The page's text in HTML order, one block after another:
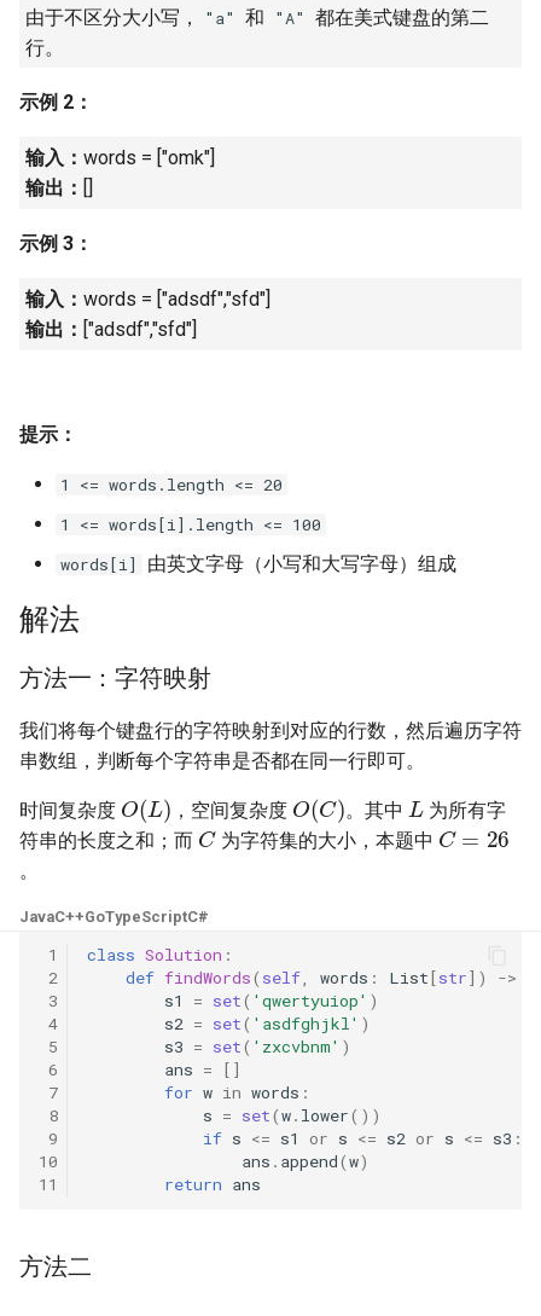
18. 删除链表的节点
19. 正则表达式匹配
20. 表示数值的字符串
偶数前面
22. 链表中倒数第 k 个节点
25. 合并两个排序的链表
26. 树的子结构
27. 二叉树的镜像
30. 包含 min 函数的栈
31. 栈的压入、弹出序列
32.1. 从上到下打印二叉树
32.3. 从上到下打印二叉树 III
33. 二叉搜索树的后序遍历序
34. 二叉树中和为某一值的路
35. 复杂链表的复制
16. 不含重复字符的最长子字
符串
串
文
点
23. 两个链表的第一个重合节
26. 重排链表
27. 回文链表
29. 排序的循环链表
30. 插入、删除和随机访问都
是 O(1) 的容器
31. 最近最少使用缓存
32. 有效的变位词
34. 外星语言是否排序
2.8. 环路检测
3.1. 三合一
3.2. 栈的最小值
3.5. 栈排序
4.1. 节点间通路
4.3. 特定深度节点链表
4.4. 检查平衡性
4.5. 合法二叉搜索树
4.6. 后继者
4.8. 首个共同祖先
4.10. 检查子树
4.12. 求和路径
5.1. 插入
5.2. 二进制数转字符串
5.3. 翻转数位
5.6. 整数转换
由于不区分大小写，
"a" 和 "A"
都在美式键盘的第二
行。
示例 2：
输入： words = ["omk"]
输出：
示例 3：
输入： words = ["adsdf","sfd"]
输出： ["adsdf","sfd"]
提示：
1 <= words.length <= 20
1 <= words[i].length <= 100
words[i]
由英文字母（小写和大写字母）组成
解法
方法一：字符映射
我们将每个键盘行的字符映射到对应的行数，然后遍历字符
串数组，判断每个字符串是否都在同一行即可。
时间复杂度
O (L)
，空间复杂度
O ( C)
。其中
为所有字
符串的长度之和；而
C
为字符集的大小，本题中
C=26
。
JavaC++GoTypeScriptC#
1
2
3
4
5
6
7
8
9
10
11
class Solution :
def findWords( self, words : List[str]) ->
s1
= set( 'qwertyuiop' )
s2 = set( 'asdfghjkl' )
s3 = set( 'zxcvbnm' )
ans =
[]
for w in words :
s = set(w. lower())
if s <= s1 or s <= s2 or s <= s3 :
ans . append(w)
return ans
方法二